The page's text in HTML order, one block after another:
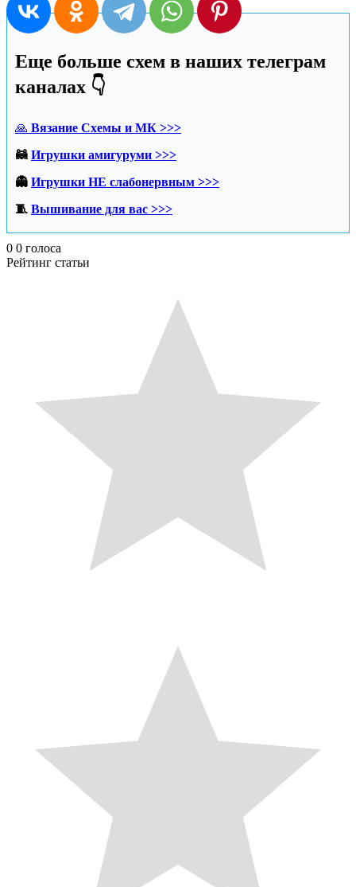
Еще больше схем в наших телеграм
каналах 👇
🙏 Вязание Схемы и МК >>>
🦝 Игрушки амигуруми >>>
👻 Игрушки НЕ слабонервным >>>
🧵 Вышивание для вас >>>
0 0 голоса
Рейтинг статьи